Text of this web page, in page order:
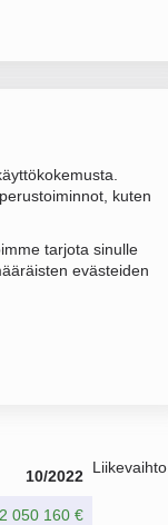
kuten
tarjota sinulle
evästeiden
toiminta,
10/2022
2 050 160 €
Liikevaihto